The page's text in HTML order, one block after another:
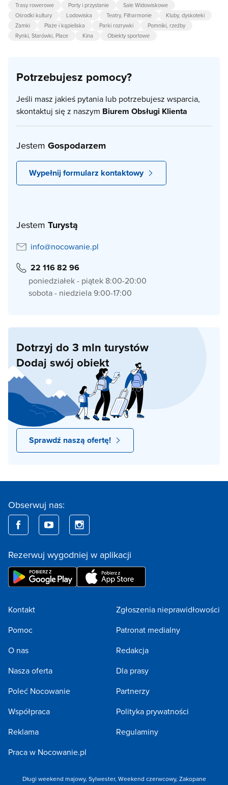
Trasy rowerowe
Porty i przystanie
Sale Widowiskowe
Ośrodki kultury
Lodowiska Teatry, Filharmonie
Kluby, dyskoteki
Zamki
Plaże i kąpieliska Parki rozrywki
Pomniki, rzeźby
Rynki, Starówki, Place
Kina Obiekty sportowe
Potrzebujesz pomocy?
Jeśli masz jakieś pytania lub potrzebujesz wsparcia,
skontaktuj się z naszym Biurem Obsługi Klienta
Jestem Gospodarzem
Wypełnij formularz kontaktowy
Jestem Turystą
info@nocowanie.pl
22 116 82 96
poniedziałek - piątek 8:00-20:00
sobota - niedziela 9:00-17:00
Dotrzyj do 3 mln turystów
Dodaj swój obiekt
Sprawdź naszą ofertę!
Obserwuj nas:
Rezerwuj wygodniej w aplikacji
Kontakt
Pomoc
O nas
Nasza oferta
Poleć Nocowanie
Współpraca
Reklama
Praca w Nocowanie.pl
Zgłoszenia nieprawidłowości
Patronat medialny
Redakcja
Dla prasy
Partnerzy
Polityka prywatności
Regulaminy
Długi weekend majowy, Sylwester, Weekend czerwcowy, Zakopane